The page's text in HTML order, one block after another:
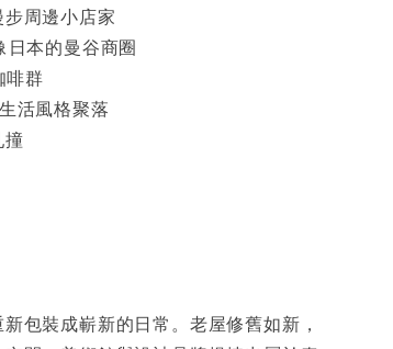
周邊小店家
日本的曼谷商圈
啡群
活風格聚落
包裝成嶄新的日常。老屋修舊如新，